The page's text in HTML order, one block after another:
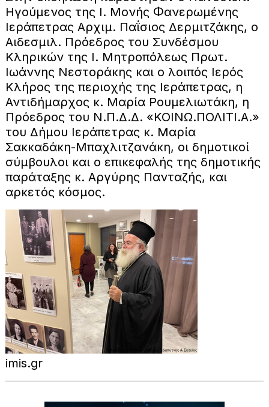
Ηγούμενος της Ι. Μονής Φανερωμένης
Ιεράπετρας Αρχιμ. Παΐσιος Δερμιτζάκης, ο
Αιδεσμιλ. Πρόεδρος του Συνδέσμου
Κληρικών της Ι. Μητροπόλεως Πρωτ.
Ιωάννης Νεστοράκης και ο λοιπός Ιερός
Κλήρος της περιοχής της Ιεράπετρας, η
Αντιδήμαρχος κ. Μαρία Ρουμελιωτάκη, η
Πρόεδρος του Ν.Π.Δ.Δ. «ΚΟΙΝΩ.ΠΟΛΙΤΙ.Α.»
του Δήμου Ιεράπετρας κ. Μαρία
Σακκαδάκη-Μπαχλιτζανάκη, οι δημοτικοί
σύμβουλοι και ο επικεφαλής της δημοτικής
παράταξης κ. Αργύρης Πανταζής, και
αρκετός κόσμος.
imis.gr